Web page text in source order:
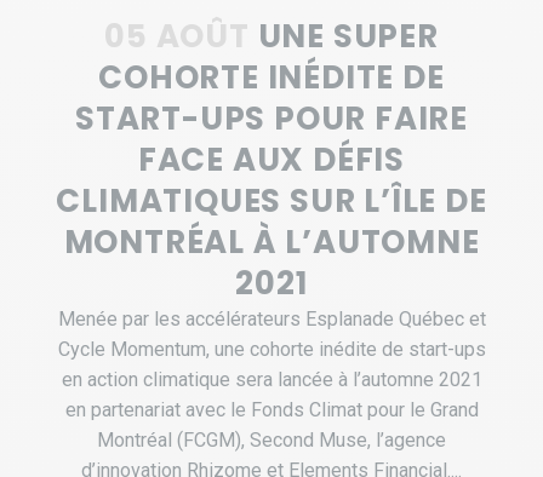
05 AOÛT UNE SUPER
COHORTE INÉDITE DE
START-UPS POUR FAIRE
FACE AUX DÉFIS
CLIMATIQUES SUR L’ÎLE DE
MONTRÉAL À L’AUTOMNE
2021
Menée par les accélérateurs Esplanade Québec et
Cycle Momentum, une cohorte inédite de start-ups
en action climatique sera lancée à l’automne 2021
en partenariat avec le Fonds Climat pour le Grand
Montréal (FCGM), Second Muse, l’agence
d’innovation Rhizome et Elements Financial....